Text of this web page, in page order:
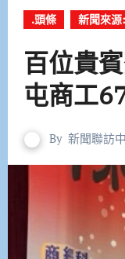
.頭條 新聞來
百位貴
屯商工
By 新聞聯訪